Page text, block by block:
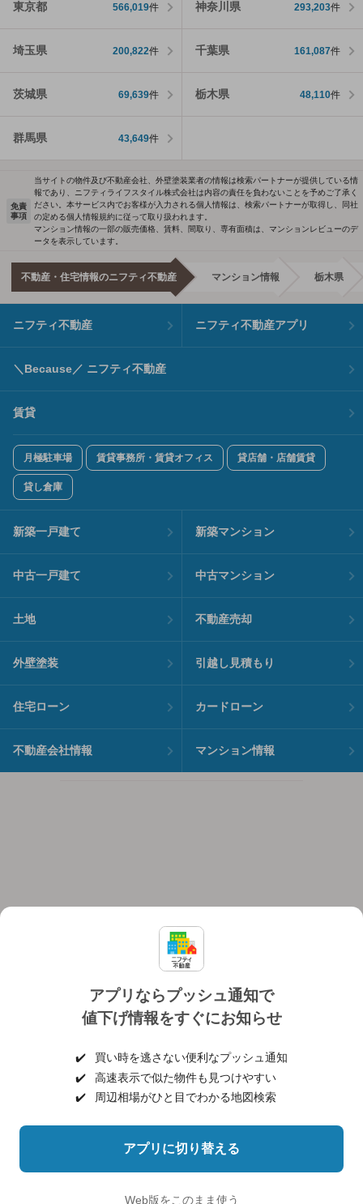
東京都 566,019件 神奈川県 293,203件
埼玉県 200,822件 千葉県 161,087件
茨城県 69,639件 栃木県 48,110件
群馬県 43,649件
アプリならプッシュ通知で
値下げ情報をすぐにお知らせ
✔️
買い時を逃さない便利なプッシュ通知
✔️
高速表示で似た物件も見つけやすい
✔️
周辺相場がひと目でわかる地図検索
アプリに切り替える
Web版をこのまま使う
免責
事項
当サイトの物件及び不動産会社、外壁塗装業者の情報は検索パートナーが提供している情
報であり、ニフティライフスタイル株式会社は内容の責任を負わないことを予めご了承く
ださい。本サービス内でお客様が入力される個人情報は、検索パートナーが取得し、同社
の定める個人情報規約に従って取り扱われます。
マンション情報の一部の販売価格、賃料、間取り、専有面積は、マンションレビューのデ
ータを表示しています。
不動産・住宅情報のニフティ不動産 マンション情報 栃木県
ニフティ不動産 ニフティ不動産アプリ
＼Because／ ニフティ不動産
賃貸
月極駐車場 賃貸事務所・賃貸オフィス 貸店舗・店舗賃貸
貸し倉庫
新築一戸建て 新築マンション
中古一戸建て 中古マンション
土地 不動産売却
外壁塗装 引越し見積もり
住宅ローン カードローン
不動産会社情報 マンション情報
個人情報保護ポリシー 利用規約
ヘルプ・お問い合わせ 採用情報
©NIFTY Lifestyle Co., Ltd.